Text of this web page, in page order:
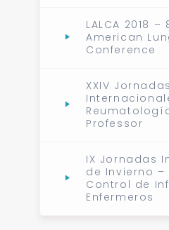
LALCA 2018
American
Conference
XXIV Jornadas
Professor
IX Jornadas
de Invierno –
Control de
Enfermeros